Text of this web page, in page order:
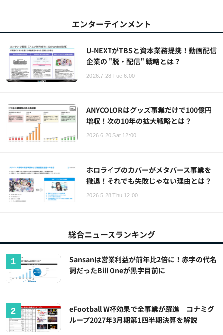
エンターテインメント
U-NEXTがTBSと資本業務提携！動画配信
企業の "脱・配信" 戦略とは？
2026.7.28 Tue 6:00
ANYCOLORはグッズ事業だけで100億円
増収！次の10年の拡大戦略とは？
2026.6.20 Sat 12:00
ホロライブのカバーがメタバース事業を
撤退！それでも失敗じゃない理由とは？
2026.5.28 Thu 12:00
総合ニュースランキング
Sansanは営業利益が前年比2倍に！赤字の代名
詞だったBill Oneが黒字目前に
eFootball W杯効果で全事業が躍進 コナミグ
ループ2027年3月期第1四半期決算を解説